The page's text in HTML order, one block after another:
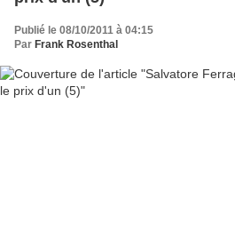
Publié le 08/10/2011 à 04:15
Par Frank Rosenthal